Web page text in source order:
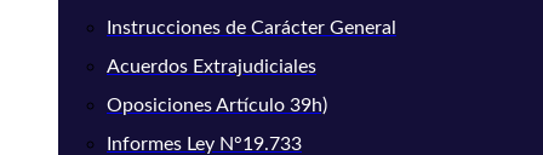
Instrucciones de Carácter General
Acuerdos Extrajudiciales
Oposiciones Artículo 39h)
Informes Ley N°19.733